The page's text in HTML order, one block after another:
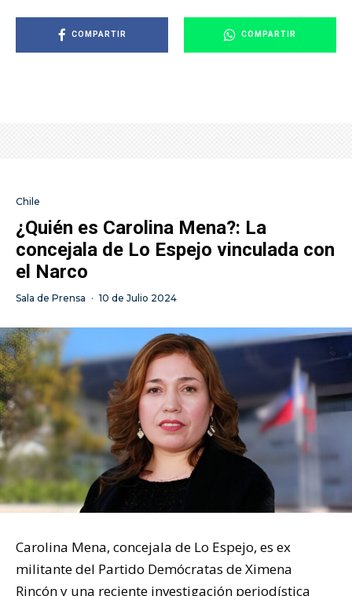
COMPARTIR COMPARTIR
Chile
¿Quién es Carolina Mena?: La
concejala de Lo Espejo vinculada con
el Narco
Sala de Prensa · 10 de Julio 2024
Carolina Mena, concejala de Lo Espejo, es ex
militante del Partido Demócratas de Ximena
Rincón y una reciente investigación periodística